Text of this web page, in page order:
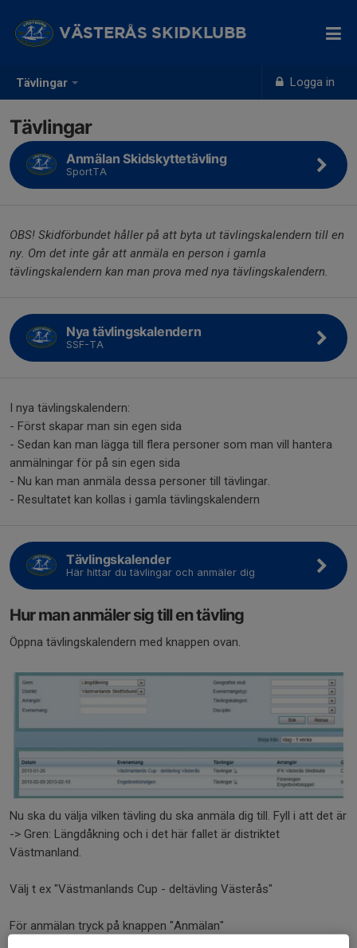
Tävlingar Logga in
VÄSTERÅS SKIDKLUBB
Tävlingar
Anmälan Skidskyttetävling
SportTA
OBS! Skidförbundet håller på att byta ut tävlingskalendern till en
ny. Om det inte går att anmäla en person i gamla
tävlingskalendern kan man prova med nya tävlingskalendern.
Nya tävlingskalendern
SSF-TA
I nya tävlingskalendern:
- Först skapar man sin egen sida
- Sedan kan man lägga till flera personer som man vill hantera
anmälningar för på sin egen sida
- Nu kan man anmäla dessa personer till tävlingar.
- Resultatet kan kollas i gamla tävlingskalendern
Tävlingskalender
Här hittar du tävlingar och anmäler dig
Hur man anmäler sig till en tävling
Öppna tävlingskalendern med knappen ovan.
Nu ska du välja vilken tävling du ska anmäla dig till. Fyll i att det är
-> Gren: Längdåkning och i det här fallet är distriktet
Västmanland.
Välj t ex "Västmanlands Cup - deltävling Västerås"
För anmälan tryck på knappen "Anmälan"